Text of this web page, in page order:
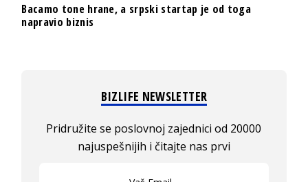
Bacamo tone hrane, a srpski startap je od toga
napravio biznis
BIZLIFE NEWSLETTER
Pridružite se poslovnoj zajednici od 20000
najuspešnijih i čitajte nas prvi